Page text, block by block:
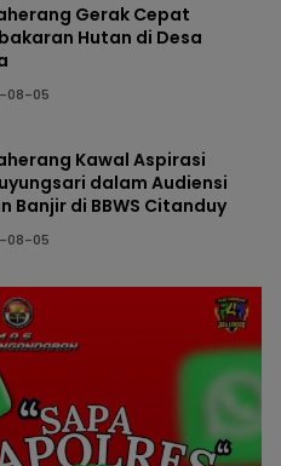
Gerak Cepat
Hutan di Desa
08-05
Kawal Aspirasi
dalam Audiensi
Banjir di BBWS Citanduy
08-05